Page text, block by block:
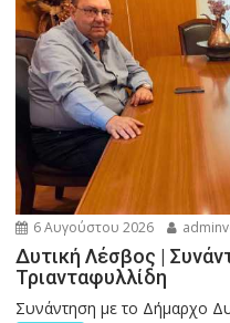
6 Αυγούστου 2026
Δυτική Λέσβος |
Τριανταφυλλίδη
Συνάντηση με το Δήμαρχο